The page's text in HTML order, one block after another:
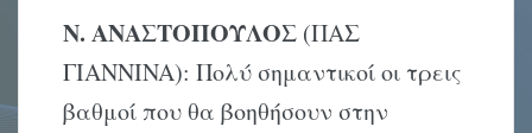
Ν. ΑΝΑΣΤΟΠΟΥΛΟΣ (ΠAΣ
ΓIANNINA): Πολύ σημαντικοί οι τρεις
βαθμοί που θα βοηθήσουν στην